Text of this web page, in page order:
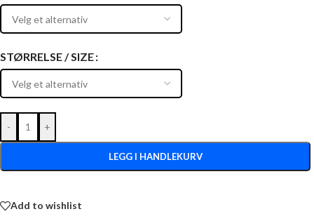
STØRRELSE / SIZE
- +
LEGG I HANDLEKURV
Add to wishlist